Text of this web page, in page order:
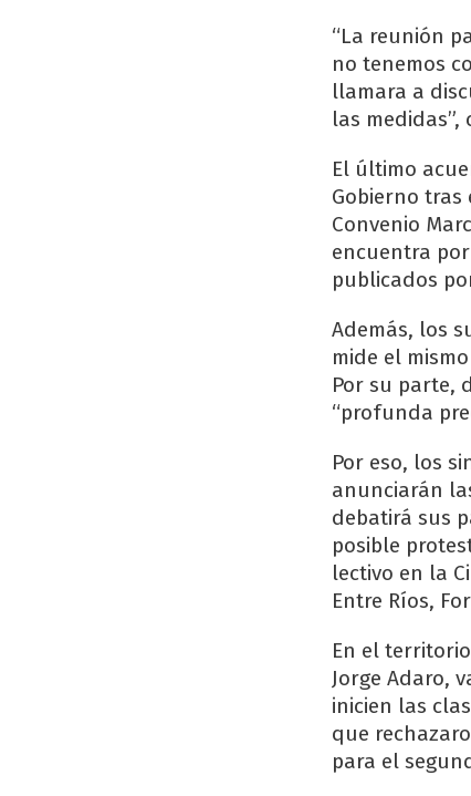
“La reunión
no tenemos
llamara a
las
El último
Gobierno tras
Convenio
encuentra
publicados
Además, los
mide el
Por su parte,
“profunda
Por eso, los
anunciarán
debatirá sus
posible
lectivo en la
Entre Ríos,
En el
Jorge Adaro,
inicien las
que
para el